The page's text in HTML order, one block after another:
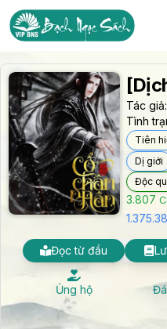
Tác giả:
Tình
Tiên
Dị giới
Độc
3.807
Đọc từ đầu
Ủng hộ